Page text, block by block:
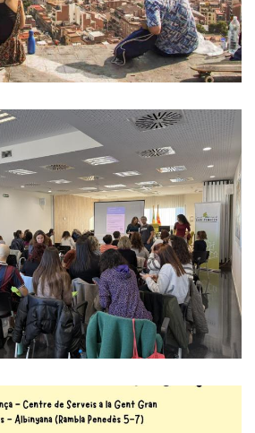
Joventut
Social I Ciutadania
Comarcal Del Baix
Impulsa La Diagnosi
A Les 14es Jornades
De Serveis Socials
Altres
Educació